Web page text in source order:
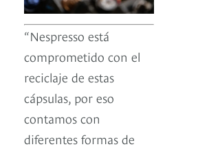
“Nespresso está
comprometido con el
reciclaje de estas
cápsulas, por eso
contamos con
diferentes formas de